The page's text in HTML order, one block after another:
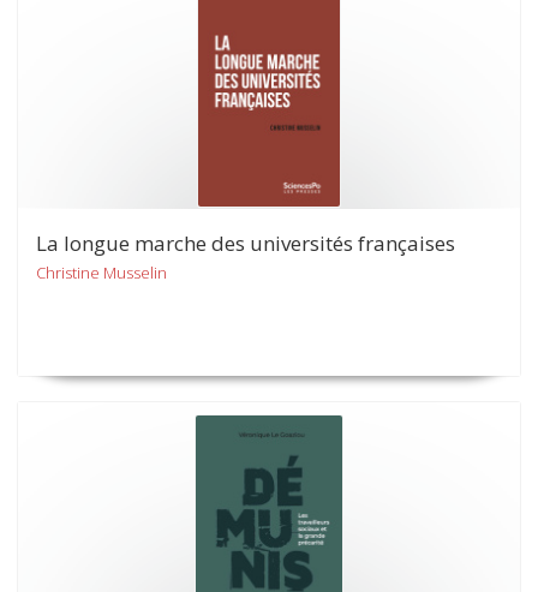
La longue marche des universités françaises
Christine Musselin